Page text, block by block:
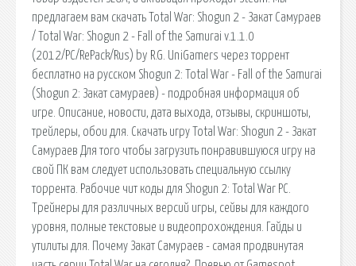
предлагаем вам скачать Total War: Shogun 2 - Закат Самураев
/ Total War: Shogun 2 - Fall of the Samurai v.1.1.0
(2012/PC/RePack/Rus) by R.G. UniGamers через торрент
бесплатно на русском Shogun 2: Total War - Fall of the Samurai
(Shogun 2: Закат самураев) - подробная информация об
игре. Описание, новости, дата выхода, отзывы, скриншоты,
трейлеры, обои для. Скачать игру Total War: Shogun 2 - Закат
Самураев Для того чтобы загрузить понравившуюся игру на
свой ПК вам следует использовать специальную ссылку
торрента. Рабочие чит коды для Shogun 2: Total War PC.
Трейнеры для различных версий игры, сейвы для каждого
уровня, полные текстовые и видеопрохождения. Гайды и
утилиты для. Почему Закат Самураев - самая продвинутая